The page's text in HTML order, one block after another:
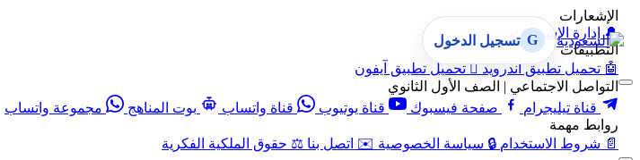
الإشعارات
🔔 إدارة الإشعارات
التطبيقات
🤖 تحميل تطبيق أندرويد  تحميل تطبيق آيفون
التواصل الاجتماعي | الصف الأول الثانوي
قناة تيليجرام
صفحة فيسبوك قناة يوتيوب قناة واتساب بوت المناهج
مجموعة واتساب
روابط مهمة
📄 شروط الاستخدام 🔒 سياسة الخصوصية ✉️ اتصل بنا ⚖️ حقوق الملكية الفكرية
G تسجيل الدخول